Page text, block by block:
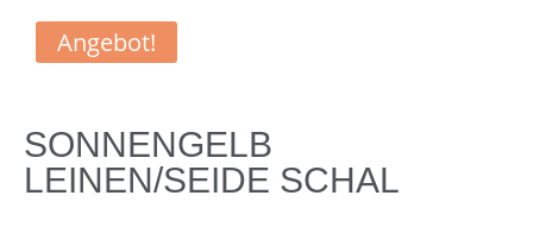
Angebot!
SONNENGELB
LEINEN/SEIDE SCHAL